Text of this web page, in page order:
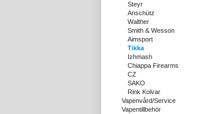
Steyr
Anschütz
Walther
Smith & Wesson
Aimsport
Tikka
Izhmash
Chiappa Firearms
CZ
SAKO
Rink Kolvar
Vapenvård/Service
Vapentillbehör